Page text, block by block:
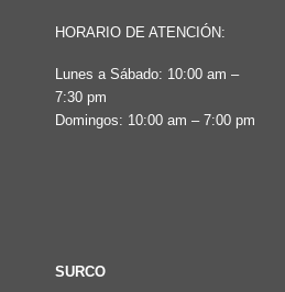
HORARIO DE ATENCIÓN:
Lunes a Sábado: 10:00 am –
7:30 pm
Domingos: 10:00 am – 7:00 pm
SURCO